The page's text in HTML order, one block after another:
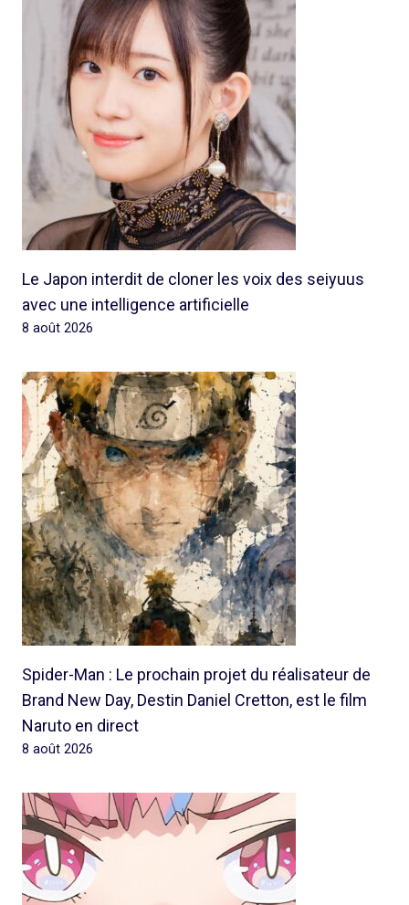
Le Japon interdit de cloner les voix des seiyuus
avec une intelligence artificielle
8 août 2026
Spider-Man : Le prochain projet du réalisateur de
Brand New Day, Destin Daniel Cretton, est le film
Naruto en direct
8 août 2026